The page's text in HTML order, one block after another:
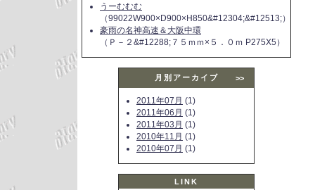
うーむむむ
（99022W900×D900×H850&#12304;&#12513;）
豪雨の名神高速＆大阪中環
（Ｐ－２&#12288;７５ｍｍ×５．０ｍ P275X5）
月別アーカイブ >>
2011年07月 (1)
2011年06月 (1)
2011年03月 (1)
2010年11月 (1)
2010年07月 (1)
LINK